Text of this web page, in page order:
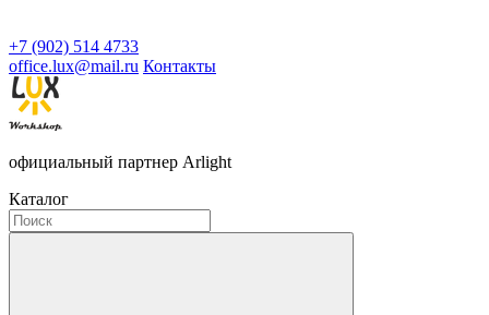
+7 (902) 514 4733
office.lux@mail.ru Контакты
официальный партнер Arlight
Каталог